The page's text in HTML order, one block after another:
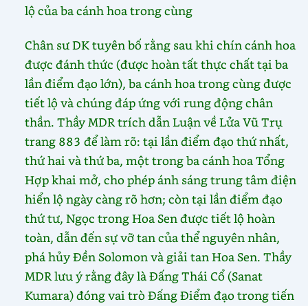
lộ của ba cánh hoa trong cùng
Chân sư DK tuyên bố rằng sau khi chín cánh hoa
được đánh thức (được hoàn tất thực chất tại ba
lần điểm đạo lớn), ba cánh hoa trong cùng được
tiết lộ và chúng đáp ứng với rung động chân
thần. Thầy MDR trích dẫn Luận về Lửa Vũ Trụ
trang 883 để làm rõ: tại lần điểm đạo thứ nhất,
thứ hai và thứ ba, một trong ba cánh hoa Tổng
Hợp khai mở, cho phép ánh sáng trung tâm điện
hiển lộ ngày càng rõ hơn; còn tại lần điểm đạo
thứ tư, Ngọc trong Hoa Sen được tiết lộ hoàn
toàn, dẫn đến sự vỡ tan của thể nguyên nhân,
phá hủy Đền Solomon và giải tan Hoa Sen. Thầy
MDR lưu ý rằng đây là Đấng Thái Cổ (Sanat
Kumara) đóng vai trò Đấng Điểm đạo trong tiến